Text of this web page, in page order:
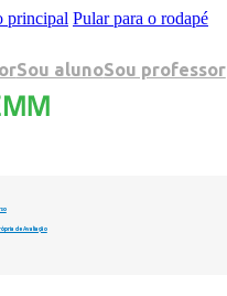
principal Pular para o rodapé
Sou alunoSou professor
de Avaliação